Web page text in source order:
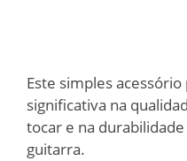
Este simples
significativa na
tocar e na durabilidade
guitarra.